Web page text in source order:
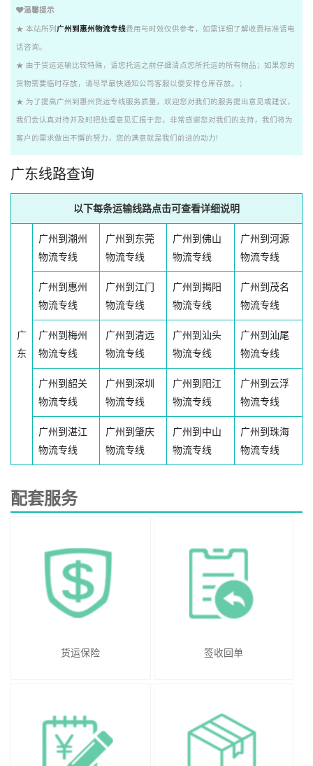
温馨提示
★ 本站所列 广州到惠州物流专线费用与时效仅供参考，如需详细了解收费标准请电
话咨询。
★ 由于货运运输比较特殊，请您托运之前仔细清点您所托运的所有物品；如果您的
货物需要临时存放，请尽早最快通知公司客服以便安排仓库存放。；
★ 为了提高广州到惠州货运专线服务质量，欢迎您对我们的服务提出意见或建议，
我们会认真对待并及时把处理意见汇报于您，非常感谢您对我们的支持，我们将为
客户的需求做出不懈的努力，您的满意就是我们前进的动力!
广东线路查询
以下每条运输线路点击可查看详细说明
广
东
广州到潮州
物流专线
广州到东莞
物流专线
广州到佛山
物流专线
广州到河源
物流专线
广州到惠州
物流专线
广州到江门
物流专线
广州到揭阳
物流专线
广州到茂名
物流专线
广州到梅州
物流专线
广州到清远
物流专线
广州到汕头
物流专线
广州到汕尾
物流专线
广州到韶关
物流专线
广州到深圳
物流专线
广州到阳江
物流专线
广州到云浮
物流专线
广州到湛江
物流专线
广州到肇庆
物流专线
广州到中山
物流专线
广州到珠海
物流专线
配套服务
货运保险 签收回单